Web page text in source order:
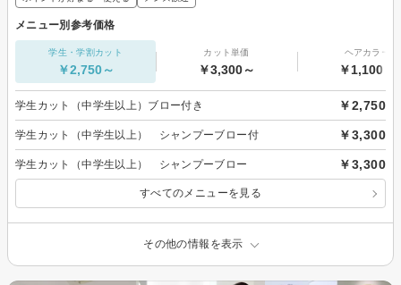
メニュー別参考価格
学生・学割カット
￥2,750～
カット単価
￥3,300～
ヘアカラー
￥1,100～
学生カット（中学生以上）ブロー付き ￥2,750
学生カット（中学生以上） シャンプーブロー付 ￥3,300
学生カット（中学生以上） シャンプーブロー ￥3,300
すべてのメニューを見る
その他の情報を表示